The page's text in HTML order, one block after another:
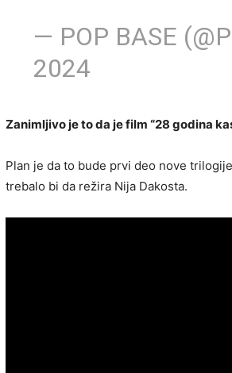
— POP BASE
2024
Zanimljivo je to da je film “28 godina
Plan je da to bude prvi deo nove
trebalo bi da režira Nija Dakosta.